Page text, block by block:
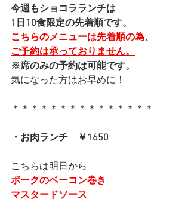
今週もショコラランチは
1日10食限定の先着順です。
こちらのメニューは先着順の為、
ご予約は承っておりません。
※席のみの予約は可能です。
気になった方はお早めに！
＊＊＊＊＊＊＊＊＊＊＊＊＊＊＊
・お肉ランチ　￥1650
こちらは明日から
ポークのベーコン巻き
マスタードソース